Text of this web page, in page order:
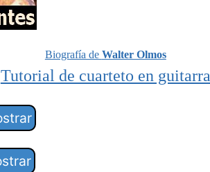
Biografía de Walter Olmos
Tutorial de cuarteto en guitarra